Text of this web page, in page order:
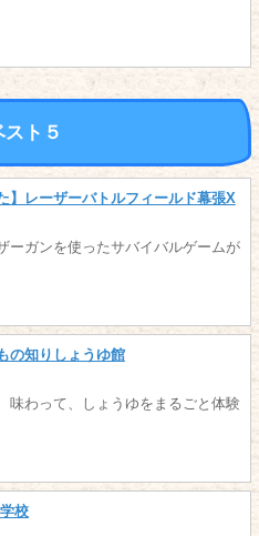
ト５
】レーザーバトルフィールド幕張X
ーガンを使ったサバイバルゲームが
の知りしょうゆ館
味わって、しょうゆをまるごと体験
校